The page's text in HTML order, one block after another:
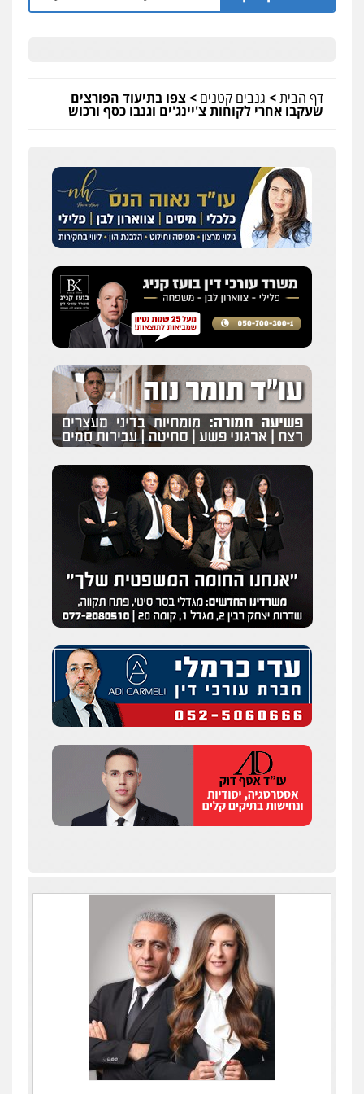
דף הבית> גנבים קטנים >צפו בתיעוד הפורצים
שעקבו אחרי לקוחות צ'יינג'ים וגנבו כסף ורכוש
עדי כרמלי – חברת עו"ד
פלילי כלכלי עורכי דין לענייני אסירים
0525060666
גיא זהבי משרד עורכי דין
פלילי משפחה
503456449
עו"ד איהאב ג'לג'ולי
פלילי מעצרים וחקירות עורכי דין לענייני
אסירים
0505216700
אייל בן שושן, עורך דין פלילי
פלילי מעצרים וחקירות פשיעה חמורה
נוער רישום פלילי
0522763105
עו"ד שלומי שרון
פלילי צבאי מעצרים וחקירות
0547342002
עו"ד אלון קריטי
פלילי כלכלי אלימות סמים מעצרים
0525544654
עו"ד זוהר ארבל
פלילי מעצרים וחקירות
קטינים
0538788878
0544218336
משרד עורכי דין חן ברוך
פלילי דיני תעבורה מעצרים וחקירות
0505078733
עו"ד קארין לגטיוי
פלילי פשיעה חמורה מעצרים וחקירות